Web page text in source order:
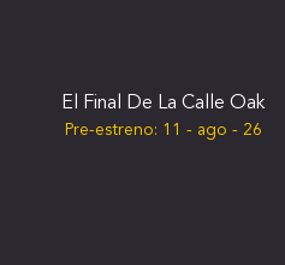
El Final De La Calle Oak
Pre-estreno: 11 - ago - 26